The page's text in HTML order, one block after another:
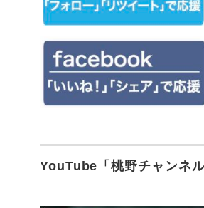
YouTube「桃野チャンネル